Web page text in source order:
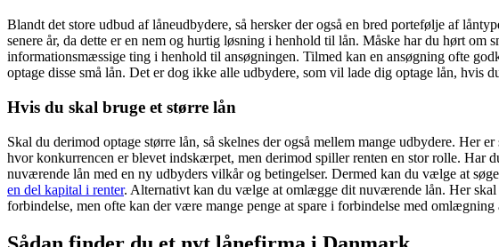
Blandt det store udbud af låneudbydere, så hersker der også en bred portefølje af
senere år, da dette er en nem og hurtig løsning i henhold til lån. Måske har du hørt
informationsmæssige ting i henhold til ansøgningen. Tilmed kan en ansøgning ofte
optage disse små lån. Det er dog ikke alle udbydere, som vil lade dig optage lån, hvis
Hvis du skal bruge et større lån
Skal du derimod optage større lån, så skelnes der også mellem mange udbydere.
hvor konkurrencen er blevet indskærpet, men derimod spiller renten en stor rolle. Har
nuværende lån med en ny udbyders vilkår og betingelser. Dermed kan du vælge at
en del kapital i renter. Alternativt kan du vælge at omlægge dit nuværende lån. Her
forbindelse, men ofte kan der være mange penge at spare i forbindelse med omlægning